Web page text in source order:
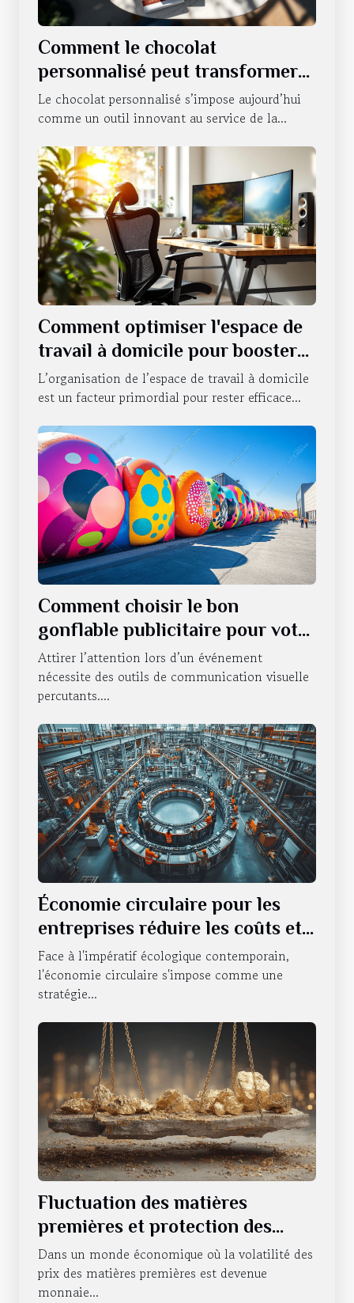
Comment le chocolat
personnalisé peut transformer
la communication d'entreprise ?
Le chocolat personnalisé s’impose aujourd’hui
comme un outil innovant au service de la...
Comment optimiser l'espace de
travail à domicile pour booster
la productivité ?
L’organisation de l’espace de travail à domicile
est un facteur primordial pour rester efficace...
Comment choisir le bon
gonflable publicitaire pour votre
événement ?
Attirer l’attention lors d’un événement
nécessite des outils de communication visuelle
percutants....
Économie circulaire pour les
entreprises réduire les coûts et
l'impact environnemental
Face à l'impératif écologique contemporain,
l'économie circulaire s'impose comme une
stratégie...
Fluctuation des matières
premières et protection des
investissements Comment se
couvrir contre l'instabilité
Dans un monde économique où la volatilité des
prix des matières premières est devenue
monnaie...